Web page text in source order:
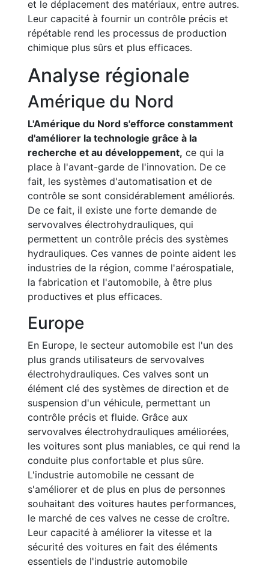
et le déplacement des matériaux, entre autres.
Leur capacité à fournir un contrôle précis et
répétable rend les processus de production
chimique plus sûrs et plus efficaces.
Analyse régionale
Amérique du Nord
L'Amérique du Nord s'efforce constamment
d'améliorer la technologie grâce à la
recherche et au développement, ce qui la
place à l'avant-garde de l'innovation. De ce
fait, les systèmes d'automatisation et de
contrôle se sont considérablement améliorés.
De ce fait, il existe une forte demande de
servovalves électrohydrauliques, qui
permettent un contrôle précis des systèmes
hydrauliques. Ces vannes de pointe aident les
industries de la région, comme l'aérospatiale,
la fabrication et l'automobile, à être plus
productives et plus efficaces.
Europe
En Europe, le secteur automobile est l'un des
plus grands utilisateurs de servovalves
électrohydrauliques. Ces valves sont un
élément clé des systèmes de direction et de
suspension d'un véhicule, permettant un
contrôle précis et fluide. Grâce aux
servovalves électrohydrauliques améliorées,
les voitures sont plus maniables, ce qui rend la
conduite plus confortable et plus sûre.
L'industrie automobile ne cessant de
s'améliorer et de plus en plus de personnes
souhaitant des voitures hautes performances,
le marché de ces valves ne cesse de croître.
Leur capacité à améliorer la vitesse et la
sécurité des voitures en fait des éléments
essentiels de l'industrie automobile